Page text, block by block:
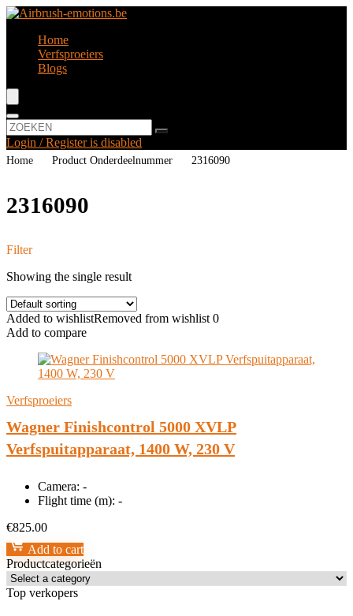
Home
Verfsproeiers
Blogs
Login / Register is disabled
Home Product Onderdeelnummer ‎2316090
‎2316090
Filter
Showing the single result
Added to wishlistRemoved from wishlist 0
Add to compare
Verfsproeiers
Wagner Finishcontrol 5000 XVLP
Verfspuitapparaat, 1400 W, 230 V
Camera: -
Flight time (m): -
€825.00
Add to cart
Productcategorieën
Top verkopers